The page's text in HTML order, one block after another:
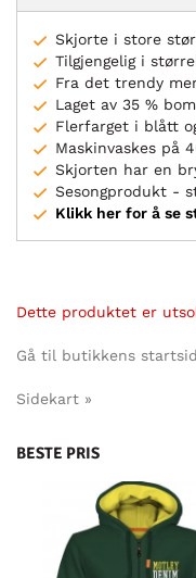
Skjorte i store
Tilgjengelig i
Fra det trendy
Laget av 35 %
Flerfarget i blått
Maskinvaskes på
Skjorten har en
Sesongprodukt -
Klikk her for å se
Dette produktet er
Gå til butikkens
Sidekart »
BESTE PRIS